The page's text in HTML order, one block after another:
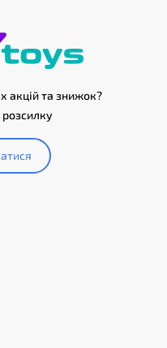
акцій та знижок?
розсилку